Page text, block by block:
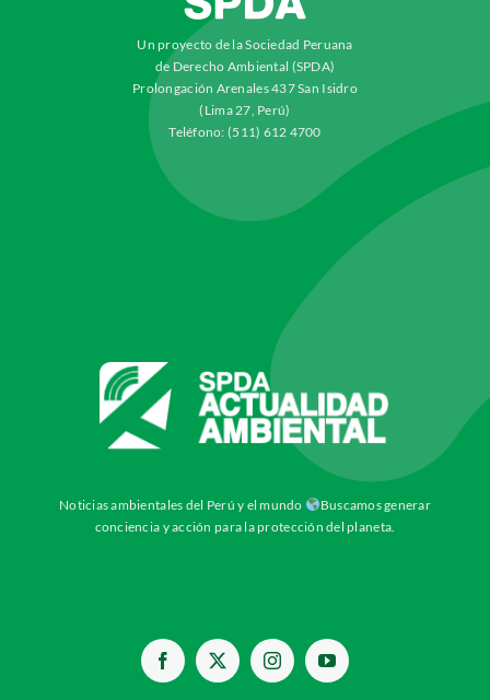
Un proyecto de la Sociedad Peruana
de Derecho Ambiental (SPDA)
Prolongación Arenales 437 San Isidro
(Lima 27, Perú)
Teléfono: (511) 612 4700
Noticias ambientales del Perú y el mundo
Buscamos generar
conciencia y acción para la protección del planeta.